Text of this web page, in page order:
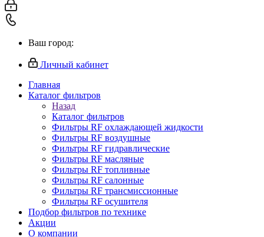
Ваш город:
Личный кабинет
Главная
Каталог фильтров
Назад
Каталог фильтров
Фильтры RF охлаждающей жидкости
Фильтры RF воздушные
Фильтры RF гидравлические
Фильтры RF масляные
Фильтры RF топливные
Фильтры RF салонные
Фильтры RF трансмиссионные
Фильтры RF осушителя
Подбор фильтров по технике
Акции
О компании